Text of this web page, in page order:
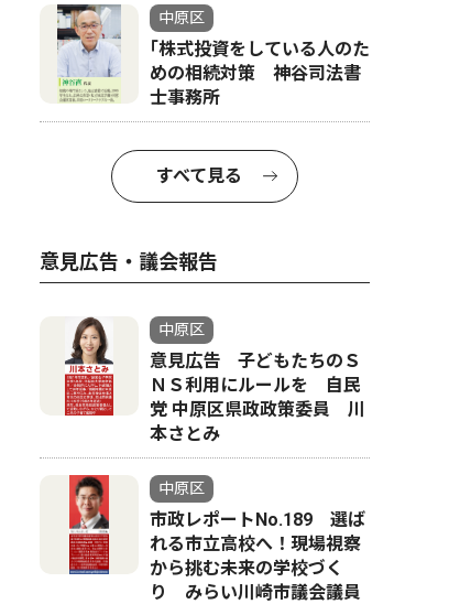
中原区
｢株式投資をしている人のた
めの相続対策 神谷司法書
士事務所
すべて見る
意見広告・議会報告
中原区
意見広告 子どもたちのＳ
ＮＳ利用にルールを 自民
党 中原区県政政策委員 川
本さとみ
中原区
市政レポートNo.189 選ば
れる市立高校へ！現場視察
から挑む未来の学校づく
り みらい川崎市議会議員